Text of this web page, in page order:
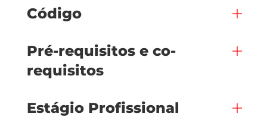
Código
Pré-requisitos e co-
requisitos
Estágio Profissional